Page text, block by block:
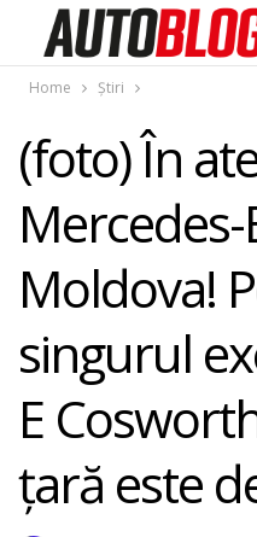
Home Știri
(foto) În
Moldova!
singurul
E
țară este